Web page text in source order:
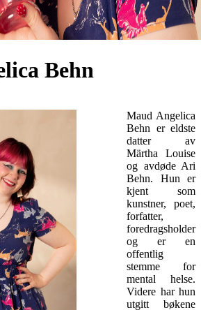
Behn
Maud Angelica
Behn er eldste
datter av
Märtha Louise
og avdøde Ari
Behn. Hun er
kjent som
kunstner, poet,
forfatter,
foredragsholder
og er en
offentlig
stemme for
mental helse.
Videre har hun
utgitt bøkene